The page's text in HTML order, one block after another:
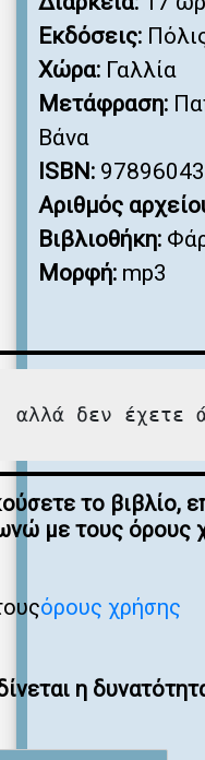
Εκδόσεις:
Χώρα: Γαλλία
Μετάφραση:
Βάνα
ISBN:
Αριθμός
Βιβλιοθήκη:
Μορφή: mp3
αλλά δεν έχετε
το βιβλίο,
με τους όρους
όρους χρήσης
η